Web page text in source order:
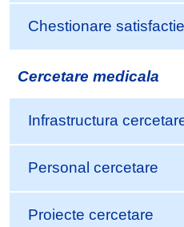
Chestionare satisfactie
Cercetare medicala
Infrastructura
Personal cercetare
Proiecte cercetare